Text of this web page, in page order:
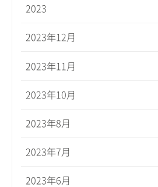
2023
2023年12月
2023年11月
2023年10月
2023年8月
2023年7月
2023年6月